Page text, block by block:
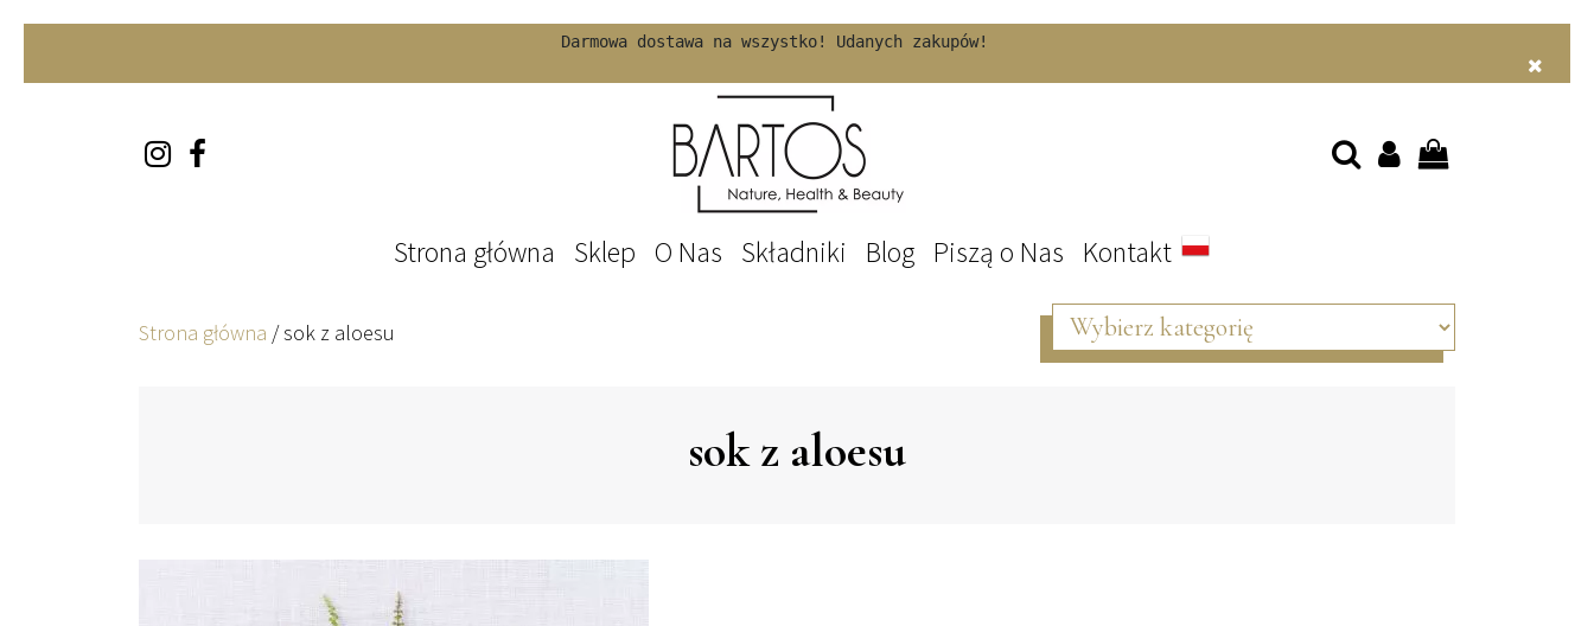
Darmowa dostawa na wszystko! Udanych zakupów!
Strona główna Sklep O Nas Składniki Blog Piszą o Nas Kontakt
Strona główna /sok z aloesu
sok z aloesu